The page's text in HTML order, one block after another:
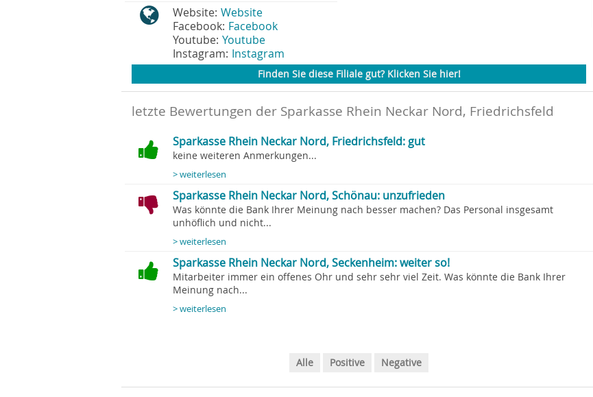
Website: Website
Facebook: Facebook
Youtube: Youtube
Instagram: Instagram
Finden Sie diese Filiale gut? Klicken Sie hier!
letzte Bewertungen der Sparkasse Rhein Neckar Nord, Friedrichsfeld
Sparkasse Rhein Neckar Nord, Friedrichsfeld: gut
keine weiteren Anmerkungen...
> weiterlesen
Sparkasse Rhein Neckar Nord, Schönau: unzufrieden
Was könnte die Bank Ihrer Meinung nach besser machen? Das Personal insgesamt
unhöflich und nicht...
> weiterlesen
Sparkasse Rhein Neckar Nord, Seckenheim: weiter so!
Mitarbeiter immer ein offenes Ohr und sehr sehr viel Zeit. Was könnte die Bank Ihrer
Meinung nach...
> weiterlesen
Alle Positive Negative